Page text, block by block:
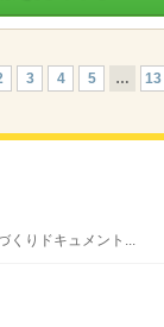
3 4 5 … 13
くりドキュメント...